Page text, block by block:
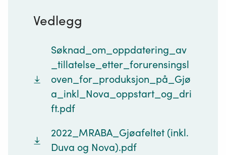
Vedlegg
Søknad_om_oppdatering_av
_tillatelse_etter_forurensingsl
oven_for_produksjon_på_Gjø
a_inkl_Nova_oppstart_og_dri
ft.pdf
2022_MRABA_Gjøafeltet (inkl.
Duva og Nova).pdf